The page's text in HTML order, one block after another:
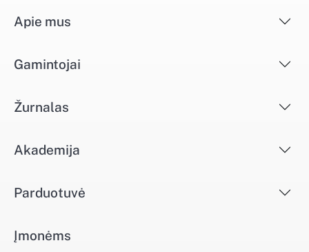
Apie mus
Gamintojai
Žurnalas
Akademija
Parduotuvė
Įmonėms